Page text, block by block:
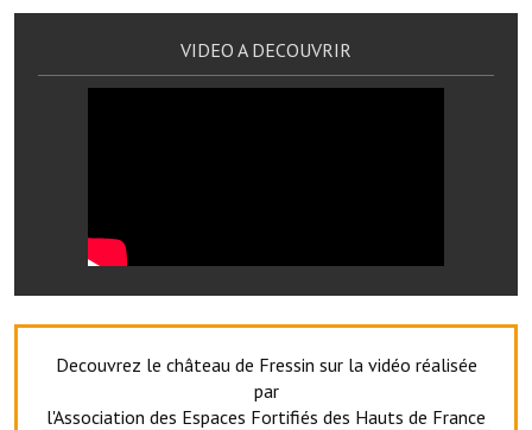
Urbanisme
Bibliothèque
VIDEO A DECOUVRIR
Decouvrez le château de Fressin sur la vidéo réalisée
par
l'Association des Espaces Fortifiés des Hauts de France